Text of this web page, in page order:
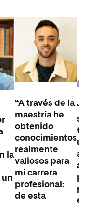
la
un
“A través de la
maestría he
obtenido
conocimientos
realmente
valiosos para
mi carrera
profesional:
de esta
se
te